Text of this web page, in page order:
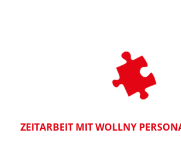
ZEITARBEIT MIT WOLLNY